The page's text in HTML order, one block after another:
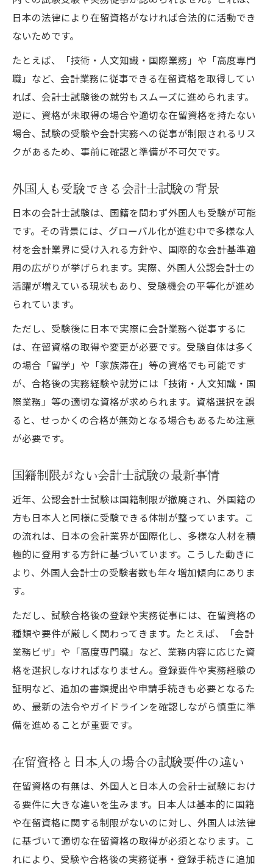
日本の法律により在留資格がなければ合法的に活動でき
ないためです。
たとえば、「技術・人文知識・国際業務」や「高度専門
職」など、会計業務に従事できる在留資格を取得してい
れば、会計士試験後の就労もスムーズに進められます。
逆に、資格が未取得の場合や適切な在留資格を持たない
場合、試験の受験や会計実務への従事が制限されるリス
クがあるため、事前に確認と準備が不可欠です。
外国人も受験できる会計士試験の背景
日本の会計士試験は、国籍を問わず外国人も受験が可能
です。その背景には、グローバル化が進む中で多様な人
材を会計業界に受け入れる方針や、国際的な会計基準適
用の広がりが挙げられます。実際、外国人公認会計士の
活躍が増えている現状もあり、受験機会の平等化が進め
られています。
ただし、受験後に日本で実際に会計業務へ従事するに
は、在留資格の取得や変更が必要です。受験自体は多く
の場合「留学」や「家族滞在」等の資格でも可能です
が、合格後の実務経験や就労には「技術・人文知識・国
際業務」等の適切な資格が求められます。資格選択を誤
ると、せっかくの合格が無効となる場合もあるため注意
が必要です。
国籍制限がない会計士試験の最新事情
近年、公認会計士試験は国籍制限が撤廃され、外国籍の
方も日本人と同様に受験できる体制が整っています。こ
の流れは、日本の会計業界が国際化し、多様な人材を積
極的に登用する方針に基づいています。こうした動きに
より、外国人会計士の受験者数も年々増加傾向にありま
す。
ただし、試験合格後の登録や実務従事には、在留資格の
種類や要件が厳しく関わってきます。たとえば、「会計
業務ビザ」や「高度専門職」など、業務内容に応じた資
格を選択しなければなりません。登録要件や実務経験の
証明など、追加の書類提出や申請手続きも必要となるた
め、最新の法令やガイドラインを確認しながら慎重に準
備を進めることが重要です。
在留資格と日本人の場合の試験要件の違い
在留資格の有無は、外国人と日本人の会計士試験におけ
る要件に大きな違いを生みます。日本人は基本的に国籍
や在留資格に関する制限がないのに対し、外国人は法律
に基づいて適切な在留資格の取得が必須となります。こ
れにより、受験や合格後の実務従事・登録手続きに追加